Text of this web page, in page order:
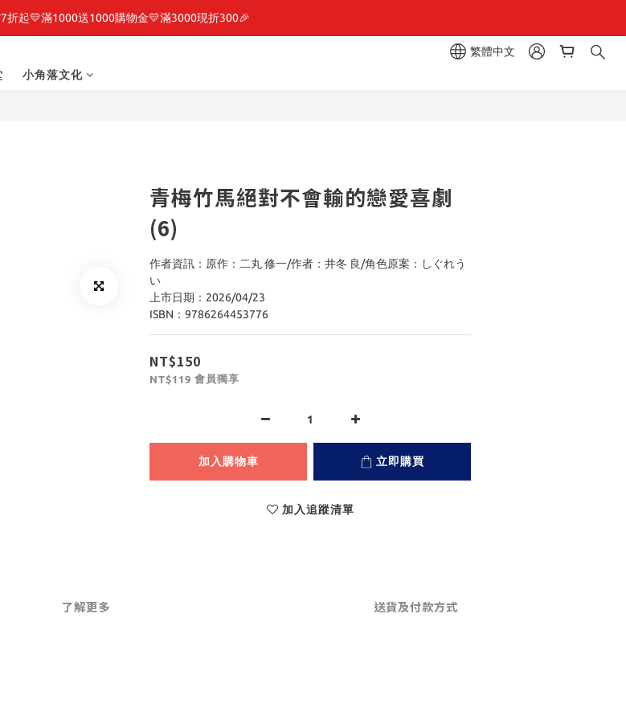
開賣🔥「全知讀者視角」 周邊商品
折起💛滿1000送1000購物金💛滿3000現折300🎉
繁體中文
小角落文化
青梅竹馬絕對不會輸的戀愛喜劇
(6)
作者資訊：原作：二丸 修一/作者：井冬 良/角色原案：しぐれう
い
上市日期：2026/04/23
ISBN：9786264453776
NT$150
NT$119 會員獨享
加入購物車 立即購買
加入追蹤清單
了解更多 送貨及付款方式